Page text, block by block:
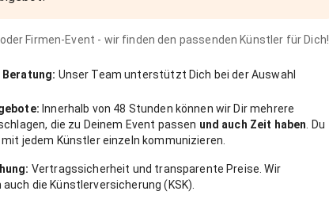
Firmen-Event - wir finden den passenden Künstler für Dich!
Unser Team unterstützt Dich bei der Auswahl
Innerhalb von 48 Stunden können wir Dir mehrere
die zu Deinem Event passen und auch Zeit haben . Du
jedem Künstler einzeln kommunizieren.
Vertragssicherheit und transparente Preise. Wir
die Künstlerversicherung (KSK).